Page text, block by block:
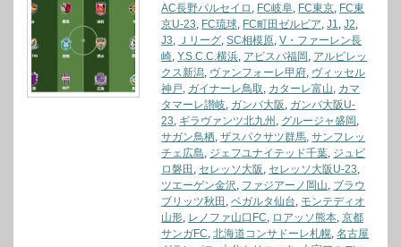
AC長野パルセイロ , FC岐阜, FC東京, FC東
京U-23, FC琉球, FC町田ゼルビア,J1,J2,
J3, Ｊリーグ,SC相模原,V・ファーレン長
崎,Y.S.C.C.横浜, アビスパ福岡 , アルビレッ
クス新潟, ヴァンフォーレ甲府, ヴィッセル
神戸, ガイナーレ鳥取, カターレ富山, カマ
タマーレ讃岐, ガンバ大阪 , ガンバ大阪U-
23, ギラヴァンツ北九州 , グルージャ盛岡 ,
サガン鳥栖,ザスパクサツ群馬,サンフレッ
チェ広島, ジェフユナイテッド千葉, ジュビ
ロ磐田 , セレッソ大阪 , セレッソ大阪U-23,
ツエーゲン金沢, ファジアーノ岡山, ブラウ
ブリッツ秋田 ,ベガルタ仙台, モンテディオ
山形, レノファ山口FC, ロアッソ熊本,京都
サンガFC,北海道コンサドーレ札幌,名古屋